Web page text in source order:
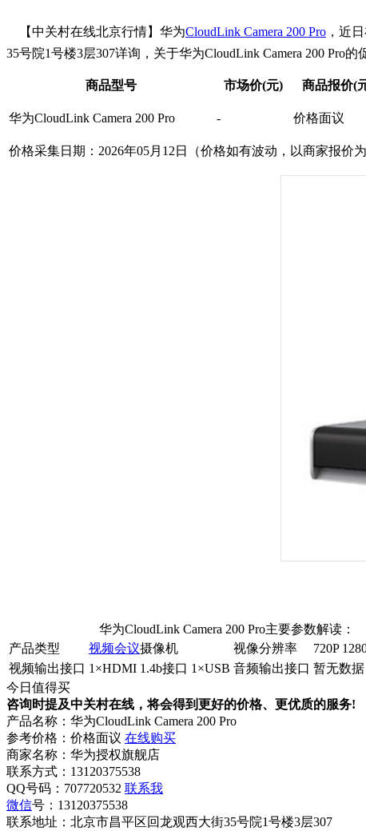
【中关村在线北京行情】华为CloudLink Camera 200 Pro ，近
35号院1号楼3层307详询，关于华为CloudLink Camera 200 Pro
商品型号 市场价(元) 商品报价(
华为CloudLink Camera 200 Pro - 价格面议
价格采集日期：2026年05月12日（价格如有波动，以商家报价为
华为CloudLink Camera 200 Pro主要参数解读：
产品类型
视频会议摄像机 视像分辨率
720P
视频输出接口 1×HDMI 1.4b接口 1×USB 音频输出接口 暂无数据
今日值得买
咨询时提及中关村在线，将会得到更好的价格、更优质的服务!
产品名称： 华为CloudLink Camera 200 Pro
参考价格： 价格面议 在线购买
商家名称： 华为授权旗舰店
联系方式： 13120375538
QQ号码：707720532 联系我
微信号： 13120375538
联系地址： 北京市昌平区回龙观西大街35号院1号楼3层307